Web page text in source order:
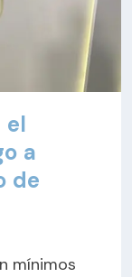
el
a
de
mínimos